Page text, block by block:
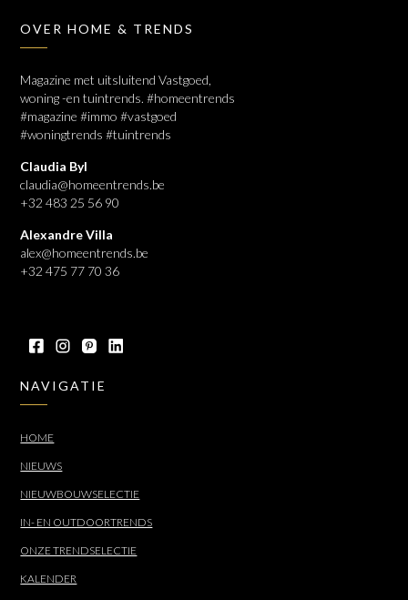
OVER HOME & TRENDS
Magazine met uitsluitend Vastgoed,
woning -en tuintrends. #homeentrends
#magazine #immo #vastgoed
#woningtrends #tuintrends
Claudia Byl
claudia@homeentrends.be
+32 483 25 56 90
Alexandre Villa
alex@homeentrends.be
+32 475 77 70 36
NAVIGATIE
HOME
NIEUWS
NIEUWBOUWSELECTIE
IN- EN OUTDOORTRENDS
ONZE TRENDSELECTIE
KALENDER